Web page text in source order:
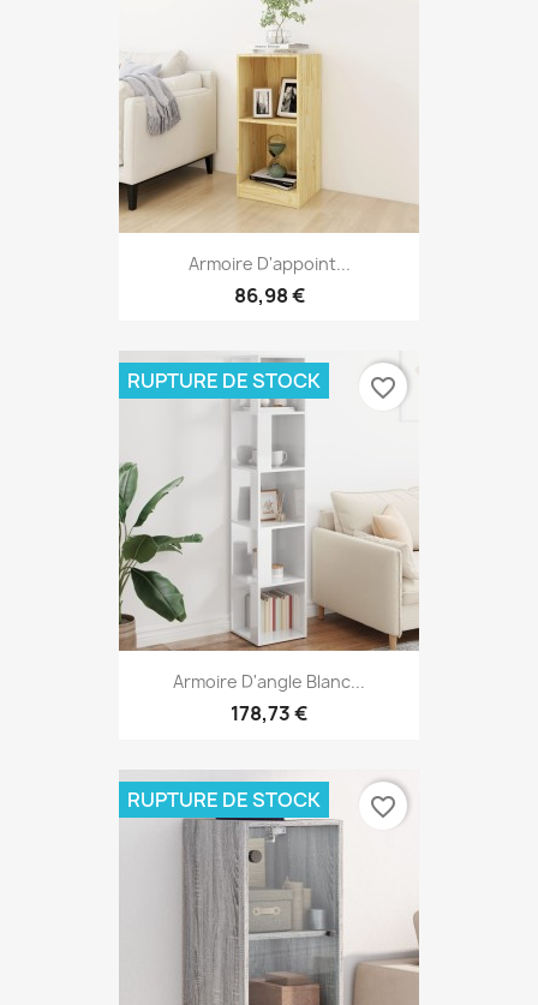
Armoire D'appoint...
86,98 €
Armoire D'angle Blanc...
178,73 €
RUPTURE DE STOCK favorite_border
RUPTURE DE STOCK favorite_border